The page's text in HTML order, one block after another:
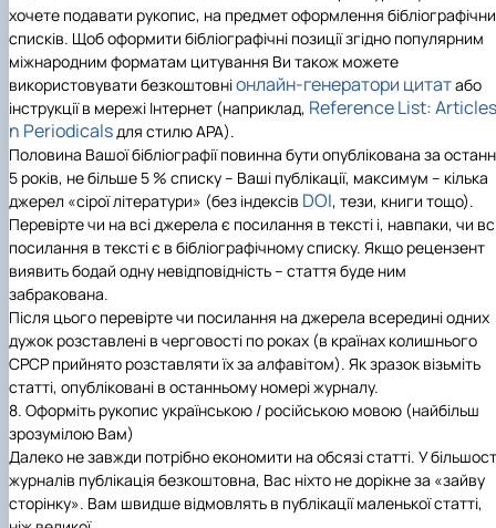
хочете подавати рукопис, на предмет оформлення
списків. Щоб оформити бібліографічні позиції згідно популярним
міжнародним форматам цитування Ви також можете
використовувати безкоштовніонлайн-генератори цитатабо
інструкції в мережі Інтернет (наприклад, Reference List:
n Periodicalsдля стилю APA).
Половина Вашої бібліографії повинна бути опублікована за
5 років, не більше 5 % списку – Ваші публікації, максимум – кілька
джерел «сірої літератури» (без індексів DOI, тези, книги тощо).
Перевірте чи на всі джерела є посилання в тексті і, навпаки, чи
посилання в тексті є в бібліографічному списку. Якщо рецензент
виявить бодай одну невідповідність – стаття буде ним
забракована.
Після цього перевірте чи посилання на джерела всередині одних
дужок розставлені в черговості по роках (в країнах колишнього
СРСР прийнято розставляти їх за алфавітом). Як зразок візьміть
статті, опубліковані в останньому номері журналу.
8. Оформіть рукопис українською / російською мовою (найбільш
зрозумілою Вам)
Далеко не завжди потрібно економити на обсязі статті. У
журналів публікація безкоштовна, Вас ніхто не дорікне за «зайву
сторінку». Вам швидше відмовлять в публікації маленької статті,